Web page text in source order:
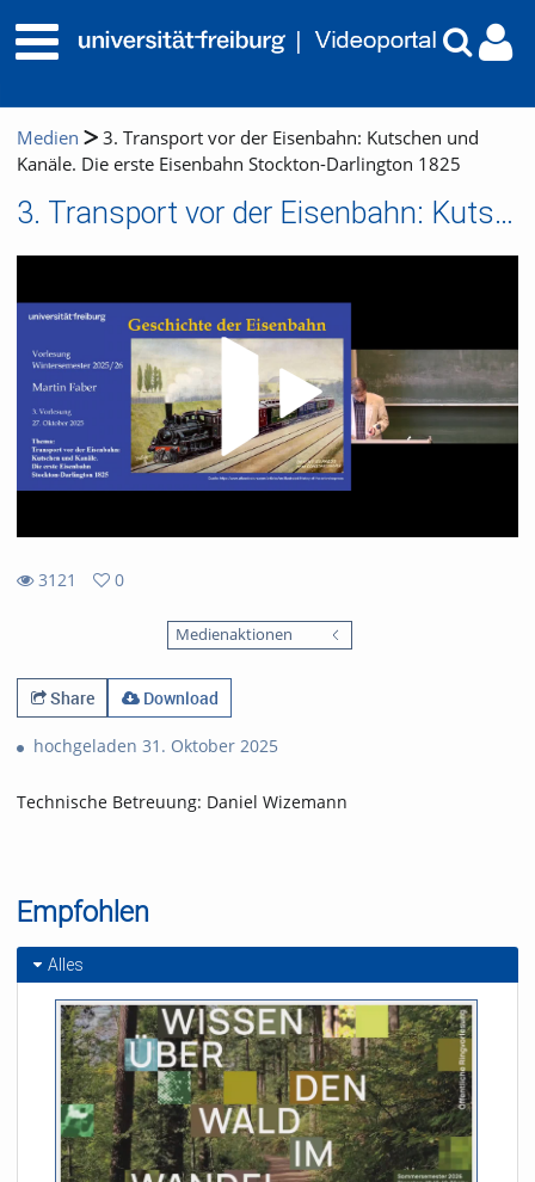
Medien
3. Transport vor der Eisenbahn: Kutschen und
Kanäle. Die erste Eisenbahn Stockton-Darlington 1825
3. Transport vor der Eisenbahn: Kutschen und Kanäle. Die erste Eisenbahn Stockton-Darlington 1825
3121
0
Medienaktionen
Share Download
hochgeladen 31. Oktober 2025
Technische Betreuung: Daniel Wizemann
Empfohlen
Alles